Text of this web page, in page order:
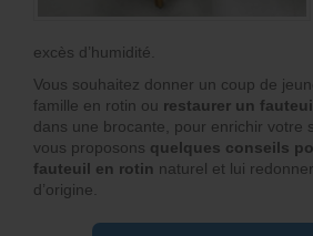
excès d’humidité.
Vous souhaitez donner un coup de
famille en rotin ou restaurer un
dans une brocante, pour enrichir votre
vous proposons quelques conseils
fauteuil en rotin naturel et lui
d’origine.